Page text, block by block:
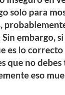
solo para
embargo,
es lo
que no
eso